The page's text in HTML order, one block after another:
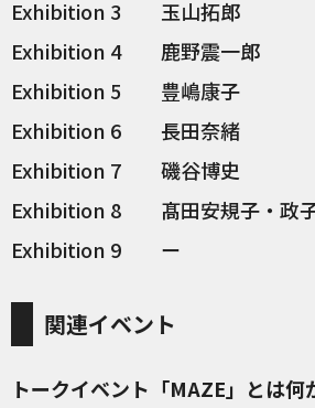
Exhibition 3 玉山拓郎
Exhibition 4 鹿野震一郎
Exhibition 5 豊嶋康子
Exhibition 6 長田奈緒
Exhibition 7 磯谷博史
Exhibition 8 髙田安規子・政
Exhibition 9 ー
関連イベント
トークイベント「MAZE」とは何